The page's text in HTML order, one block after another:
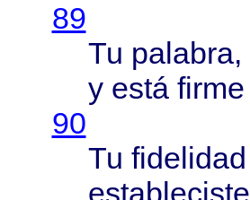
89
Tu palabra,
y está firme
90
Tu fidelidad
estableciste